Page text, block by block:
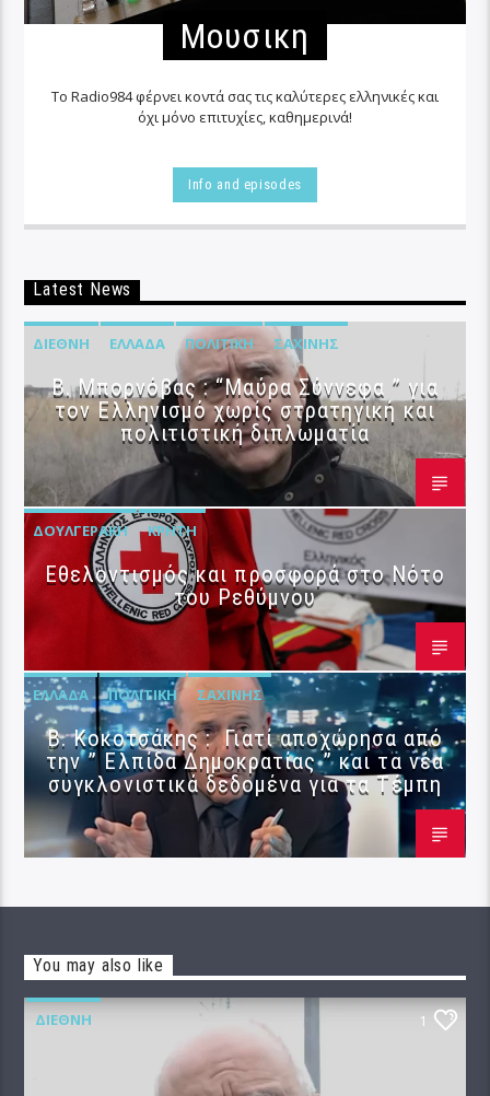
Μουσικη
Το Radio984 φέρνει κοντά σας τις καλύτερες ελληνικές και
όχι μόνο επιτυχίες, καθημερινά!
Info and episodes
Latest News
ΔΙΕΘΝΉ ΕΛΛΆΔΑ ΠΟΛΙΤΙΚΉ ΣΑΧΊΝΗΣ
B. Μπορνόβας : “Μαύρα Σύννεφα ” για
τον Ελληνισμό χωρίς στρατηγική και
πολιτιστική διπλωματία
ΔΟΥΛΓΕΡΆΚΗ ΚΡΉΤΗ
Εθελοντισμός και προσφορά στο Νότο
του Ρεθύμνου
ΕΛΛΆΔΑ ΠΟΛΙΤΙΚΉ ΣΑΧΊΝΗΣ
Β. Κοκοτσάκης : Γιατί αποχώρησα από
την ” Ελπίδα Δημοκρατίας ” και τα νέα
συγκλονιστικά δεδομένα για τα Τέμπη
You may also like
ΔΙΕΘΝΉ 1